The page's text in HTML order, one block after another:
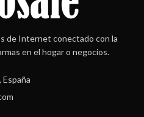
de Internet conectado con la
en el hogar o negocios.